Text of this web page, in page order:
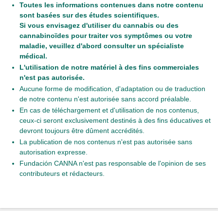
Toutes les informations contenues dans notre contenu
sont basées sur des études scientifiques.
Si vous envisagez d'utiliser du cannabis ou des
cannabinoïdes pour traiter vos symptômes ou votre
maladie, veuillez d'abord consulter un spécialiste
médical.
L'utilisation de notre matériel à des fins commerciales
n'est pas autorisée.
Aucune forme de modification, d'adaptation ou de traduction
de notre contenu n'est autorisée sans accord préalable.
En cas de téléchargement et d'utilisation de nos contenus,
ceux-ci seront exclusivement destinés à des fins éducatives et
devront toujours être dûment accrédités.
La publication de nos contenus n'est pas autorisée sans
autorisation expresse.
Fundación CANNA n'est pas responsable de l'opinion de ses
contributeurs et rédacteurs.